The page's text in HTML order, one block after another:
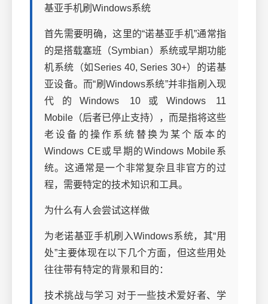
基亚手机刷Windows系统
首先需要明确，这里的“诺基亚手机”通常指
的是搭载塞班（Symbian）系统或早期功能
机系统（如Series 40, Series 30+）的诺基
亚设备。而“刷Windows系统”并非指刷入现
代的Windows 10或Windows 11
Mobile（后者已停止支持），而是指将这些
老设备的操作系统替换为某个版本的
Windows CE或早期的Windows Mobile系
统。这通常是一个非常复杂且非官方的过
程，需要特定的技术知识和工具。
为什么有人会尝试这样做
为老诺基亚手机刷入Windows系统，其“用
处”主要体现在以下几个方面，但这些用处
往往带有特定的背景和目的：
技术挑战与学习 对于一些技术爱好者、学